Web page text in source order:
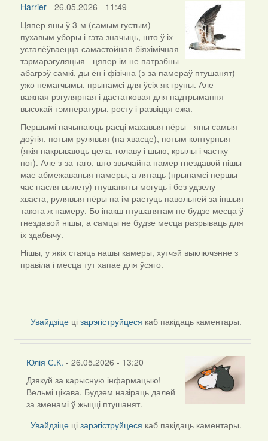
Harrier - 26.05.2026 - 11:49
In
reply
to
by
Юлія
С.К.
Цяпер яны ў 3-м (самым густым)
пухавым уборы і гэта значыць, што ў іх
усталёўваецца самастойная біяхімічная
тэрмарэгуляцыя - цяпер ім не патрэбны
абагрэў самкі, ды ён і фізічна (з-за памераў птушанят)
ужо немагчымы, прынамсі для ўсіх як групы. Але
важная рэгулярная і дастатковая для падтрымання
высокай тэмпературы, росту і развіцця ежа.
Першымі пачынаюць расці махавыя пёры - яны самыя
доўгія, потым рулявыя (на хвасце), потым контурныя
(якія пакрываюць цела, голаву і шыю, крылы і частку
ног). Але з-за таго, што звычайна памер гнездавой нішы
мае абмежаваныя памеры, а лятаць (прынамсі першы
час пасля вылету) птушаняты могуць і без удзелу
хваста, рулявыя пёры на ім растуць павольней за іншыя
такога ж памеру. Бо інакш птушанятам не будзе месца ў
гнездавой нішы, а самцы не будзе месца разрываць для
іх здабычу.
Нішы, у якіх стаяць нашы камеры, хутчэй выключэнне з
правіла і месца тут хапае для ўсяго.
Увайдзіце цізарэгіструйцеся каб пакідаць каментары.
Юлія С.К. - 26.05.2026 - 13:20
In
reply
to
by
Harrier
Дзякуй за карысную інфармацыю!
Вельмі цікава. Будзем назіраць далей
за зменамі ў жыцці птушанят.
Увайдзіце цізарэгіструйцеся каб пакідаць каментары.